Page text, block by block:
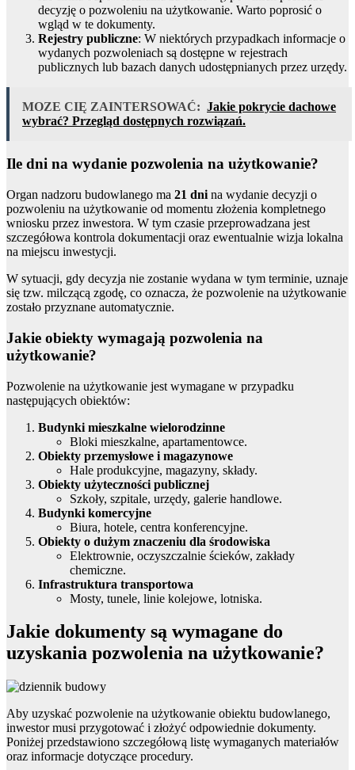
decyzję o pozwoleniu na użytkowanie. Warto poprosić o
wgląd w te dokumenty.
Rejestry publiczne: W niektórych przypadkach informacje o
wydanych pozwoleniach są dostępne w rejestrach
publicznych lub bazach danych udostępnianych przez urzędy.
MOZE CIĘ ZAINTERSOWAĆ: Jakie pokrycie dachowe
wybrać? Przegląd dostępnych rozwiązań.
Ile dni na wydanie pozwolenia na użytkowanie?
Organ nadzoru budowlanego ma 21 dni na wydanie decyzji o
pozwoleniu na użytkowanie od momentu złożenia kompletnego
wniosku przez inwestora. W tym czasie przeprowadzana jest
szczegółowa kontrola dokumentacji oraz ewentualnie wizja lokalna
na miejscu inwestycji.
W sytuacji, gdy decyzja nie zostanie wydana w tym terminie, uznaje
się tzw. milczącą zgodę, co oznacza, że pozwolenie na użytkowanie
zostało przyznane automatycznie.
Jakie obiekty wymagają pozwolenia na
użytkowanie?
Pozwolenie na użytkowanie jest wymagane w przypadku
następujących obiektów:
Budynki mieszkalne wielorodzinne
Bloki mieszkalne, apartamentowce.
Obiekty przemysłowe i magazynowe
Hale produkcyjne, magazyny, składy.
Obiekty użyteczności publicznej
Szkoły, szpitale, urzędy, galerie handlowe.
Budynki komercyjne
Biura, hotele, centra konferencyjne.
Obiekty o dużym znaczeniu dla środowiska
Elektrownie, oczyszczalnie ścieków, zakłady
chemiczne.
Infrastruktura transportowa
Mosty, tunele, linie kolejowe, lotniska.
Jakie dokumenty są wymagane do
uzyskania pozwolenia na użytkowanie?
Aby uzyskać pozwolenie na użytkowanie obiektu budowlanego,
inwestor musi przygotować i złożyć odpowiednie dokumenty.
Poniżej przedstawiono szczegółową listę wymaganych materiałów
oraz informacje dotyczące procedury.